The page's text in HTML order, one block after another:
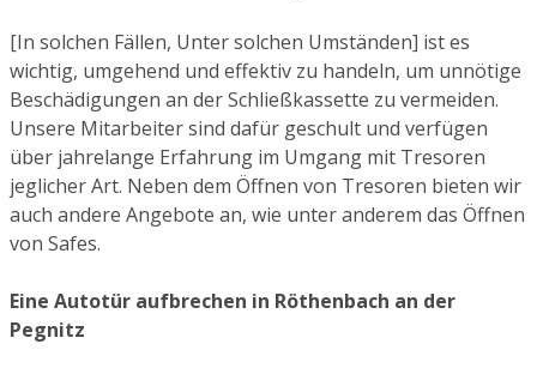
[In solchen Fällen, Unter solchen Umständen] ist es
wichtig, umgehend und effektiv zu handeln, um unnötige
Beschädigungen an der Schließkassette zu vermeiden.
Unsere Mitarbeiter sind dafür geschult und verfügen
über jahrelange Erfahrung im Umgang mit Tresoren
jeglicher Art. Neben dem Öffnen von Tresoren bieten wir
auch andere Angebote an, wie unter anderem das Öffnen
von Safes.
Eine Autotür aufbrechen in Röthenbach an der
Pegnitz